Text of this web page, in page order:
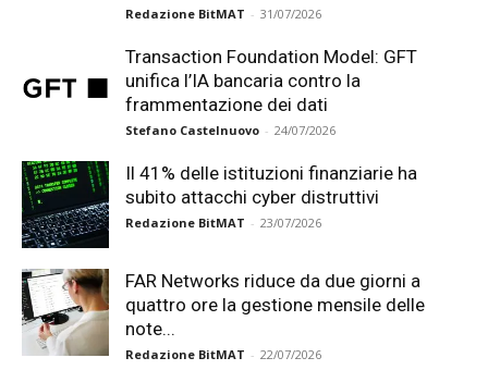
Redazione BitMAT - 31/07/2026
Transaction Foundation Model: GFT
unifica l’IA bancaria contro la
frammentazione dei dati
Stefano Castelnuovo - 24/07/2026
Il 41% delle istituzioni finanziarie ha
subito attacchi cyber distruttivi
Redazione BitMAT - 23/07/2026
FAR Networks riduce da due giorni a
quattro ore la gestione mensile delle
note...
Redazione BitMAT - 22/07/2026